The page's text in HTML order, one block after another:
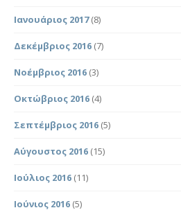
Ιανουάριος 2017(8)
Δεκέμβριος 2016 (7)
Νοέμβριος 2016 (3)
Οκτώβριος 2016 (4)
Σεπτέμβριος 2016 (5)
Αύγουστος 2016 (15)
Ιούλιος 2016 (11)
Ιούνιος 2016 (5)